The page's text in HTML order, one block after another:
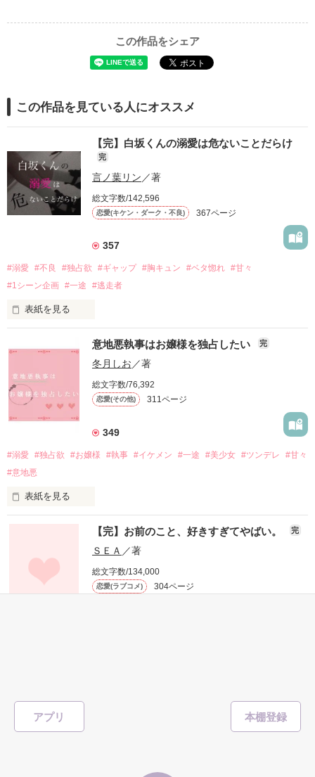
アプリ
この作品をシェア
この作品を見ている人にオススメ
【完】白坂くんの溺愛は危ないことだらけ
完
言ノ葉リン ／著
総文字数/142,596
恋愛(キケン・ダーク・不良) 367ページ
357
#溺愛 #不良 #独占欲 #ギャップ #胸キュン #ベタ惚れ #甘々
#1シーン企画 #一途 #逃走者
表紙を見る
逃走者の危ないキミと、恋におちます
【悲報】
爽やかイケメン男子・白坂くんと
不良の危ない夜を目撃してしまった私に、
危ないって噂の白坂くんが言いました
それは、口封じですか……？
意地悪執事はお嬢様を独占したい 完
冬月しお／著
総文字数/76,392
恋愛(その他) 311ページ
349
#溺愛 #独占欲 #お嬢様 #執事 #イケメン #一途 #美少女 #ツンデレ
#甘々
#意地悪
表紙を見る
「千結様が1番可愛いです」
「…抱きしめて、ほしいですか？」
【完】お前のこと、好きすぎてやばい。 完
ＳＥＡ ／著
総文字数/134,000
恋愛(ラブコメ) 304ページ
「なぁー…俺、彼女できた」